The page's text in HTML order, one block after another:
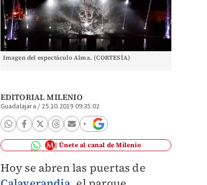
Imagen del espectáculo Alma. (CORTESÍA)
EDITORIAL MILENIO
Guadalajara / 25.10.2019 09:35:02
Únete al canal de Milenio
Hoy se abren las puertas de